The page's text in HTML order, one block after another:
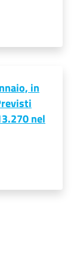
in
nel